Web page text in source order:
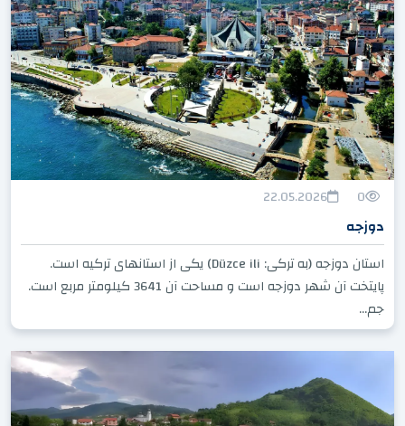
0
22.05.2026
دوزجه
استان دوزجه (به ترکی: Düzce ili) یکی از استانهای ترکیه است.
پایتخت آن شهر دوزجه است و مساحت آن 3641 کیلومتر مربع است.
جم...